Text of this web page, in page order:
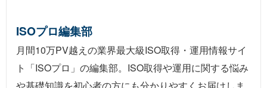
ISOプロ編集部
月間10万PV越えの業界最大級ISO取得・運用情報サイ
ト「ISOプロ」の編集部。ISO取得や運用に関する悩み